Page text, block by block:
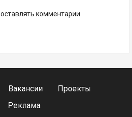
комментарии
Вакансии
Проекты
Реклама